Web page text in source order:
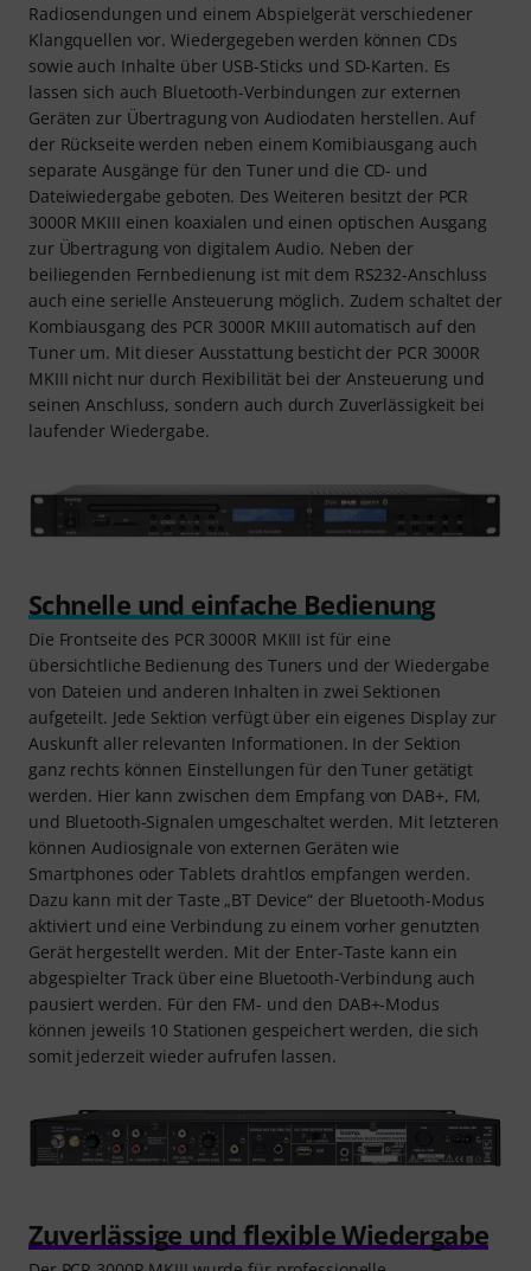
Radiosendungen und einem Abspielgerät verschiedener
Klangquellen vor. Wiedergegeben werden können CDs
sowie auch Inhalte über USB-Sticks und SD-Karten. Es
lassen sich auch Bluetooth-Verbindungen zur externen
Geräten zur Übertragung von Audiodaten herstellen. Auf
der Rückseite werden neben einem Komibiausgang auch
separate Ausgänge für den Tuner und die CD- und
Dateiwiedergabe geboten. Des Weiteren besitzt der PCR
3000R MKIII einen koaxialen und einen optischen Ausgang
zur Übertragung von digitalem Audio. Neben der
beiliegenden Fernbedienung ist mit dem RS232-Anschluss
auch eine serielle Ansteuerung möglich. Zudem schaltet der
Kombiausgang des PCR 3000R MKIII automatisch auf den
Tuner um. Mit dieser Ausstattung besticht der PCR 3000R
MKIII nicht nur durch Flexibilität bei der Ansteuerung und
seinen Anschluss, sondern auch durch Zuverlässigkeit bei
laufender Wiedergabe.
Schnelle und einfache Bedienung
Die Frontseite des PCR 3000R MKIII ist für eine
übersichtliche Bedienung des Tuners und der Wiedergabe
von Dateien und anderen Inhalten in zwei Sektionen
aufgeteilt. Jede Sektion verfügt über ein eigenes Display zur
Auskunft aller relevanten Informationen. In der Sektion
ganz rechts können Einstellungen für den Tuner getätigt
werden. Hier kann zwischen dem Empfang von DAB+, FM,
und Bluetooth-Signalen umgeschaltet werden. Mit letzteren
können Audiosignale von externen Geräten wie
Smartphones oder Tablets drahtlos empfangen werden.
Dazu kann mit der Taste „BT Device“ der Bluetooth-Modus
aktiviert und eine Verbindung zu einem vorher genutzten
Gerät hergestellt werden. Mit der Enter-Taste kann ein
abgespielter Track über eine Bluetooth-Verbindung auch
pausiert werden. Für den FM- und den DAB+-Modus
können jeweils 10 Stationen gespeichert werden, die sich
somit jederzeit wieder aufrufen lassen.
Zuverlässige und flexible Wiedergabe